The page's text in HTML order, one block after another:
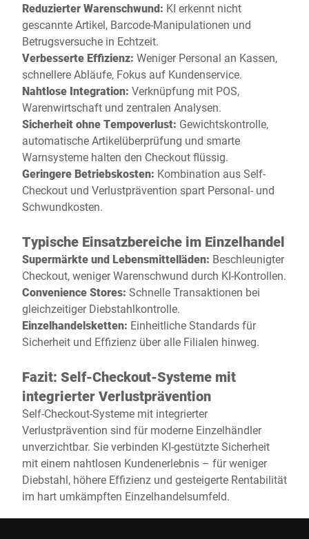
Reduzierter Warenschwund: KI erkennt nicht
gescannte Artikel, Barcode-Manipulationen und
Betrugsversuche in Echtzeit.
Verbesserte Effizienz: Weniger Personal an Kassen,
schnellere Abläufe, Fokus auf Kundenservice.
Nahtlose Integration: Verknüpfung mit POS,
Warenwirtschaft und zentralen Analysen.
Sicherheit ohne Tempoverlust: Gewichtskontrolle,
automatische Artikelüberprüfung und smarte
Warnsysteme halten den Checkout flüssig.
Geringere Betriebskosten: Kombination aus Self-
Checkout und Verlustprävention spart Personal- und
Schwundkosten.
Typische Einsatzbereiche im Einzelhandel
Supermärkte und Lebensmittelläden: Beschleunigter
Checkout, weniger Warenschwund durch KI-Kontrollen.
Convenience Stores: Schnelle Transaktionen bei
gleichzeitiger Diebstahlkontrolle.
Einzelhandelsketten: Einheitliche Standards für
Sicherheit und Effizienz über alle Filialen hinweg.
Fazit: Self-Checkout-Systeme mit
integrierter Verlustprävention
Self-Checkout-Systeme mit integrierter
Verlustprävention sind für moderne Einzelhändler
unverzichtbar. Sie verbinden KI-gestützte Sicherheit
mit einem nahtlosen Kundenerlebnis – für weniger
Diebstahl, höhere Effizienz und gesteigerte Rentabilität
im hart umkämpften Einzelhandelsumfeld.